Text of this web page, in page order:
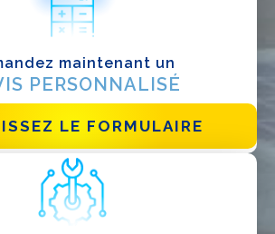
maintenant un
PERSONNALISÉ
LE FORMULAIRE
Designer
Distributeur